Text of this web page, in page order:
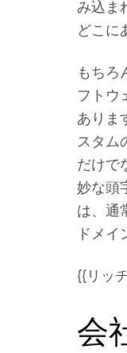
み込ま
どこに
もちろ
フトウ
ありま
スタム
だけで
妙な頭
は、通
ドメ
{{リッ
会